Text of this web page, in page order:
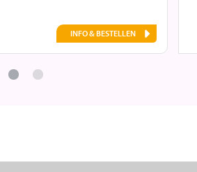
INFO & BESTELLEN